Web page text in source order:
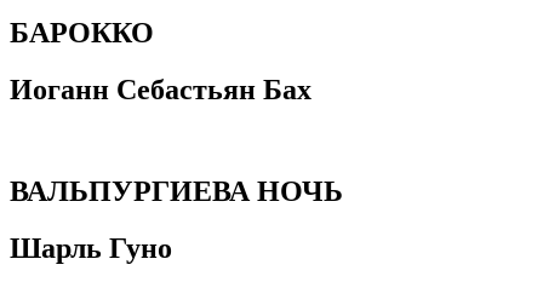
БАРОККО
Иоганн Себастьян Бах
ВАЛЬПУРГИЕВА НОЧЬ
Шарль Гуно